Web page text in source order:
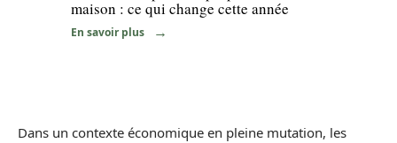
maison : ce qui change cette année
En savoir plus
Dans un contexte économique en pleine mutation, les